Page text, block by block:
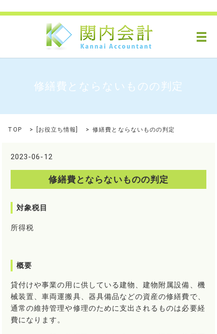
メ
修繕費とならないものの判定
TOP お役立ち情報 修繕費とならないものの判定
2023-06-12
修繕費とならないものの判定
対象税目
所得税
概要
貸付けや事業の用に供している建物、建物附属設備、機
械装置、車両運搬具、器具備品などの資産の修繕費で、
通常の維持管理や修理のために支出されるものは必要経
費になります。